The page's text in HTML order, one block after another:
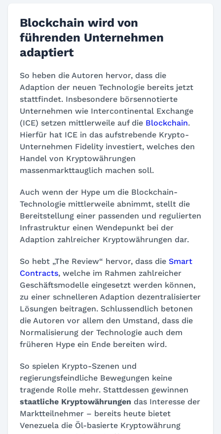
Blockchain wird von
führenden Unternehmen
adaptiert
So heben die Autoren hervor, dass die
Adaption der neuen Technologie bereits jetzt
stattfindet. Insbesondere börsennotierte
Unternehmen wie Intercontinental Exchange
(ICE) setzen mittlerweile auf die Blockchain.
Hierfür hat ICE in das aufstrebende Krypto-
Unternehmen Fidelity investiert, welches den
Handel von Kryptowährungen
massenmarkttauglich machen soll.
Auch wenn der Hype um die Blockchain-
Technologie mittlerweile abnimmt, stellt die
Bereitstellung einer passenden und regulierten
Infrastruktur einen Wendepunkt bei der
Adaption zahlreicher Kryptowährungen dar.
So hebt „The Review“ hervor, dass die Smart
Contracts, welche im Rahmen zahlreicher
Geschäftsmodelle eingesetzt werden können,
zu einer schnelleren Adaption dezentralisierter
Lösungen beitragen. Schlussendlich betonen
die Autoren vor allem den Umstand, dass die
Normalisierung der Technologie auch dem
früheren Hype ein Ende bereiten wird.
So spielen Krypto-Szenen und
regierungsfeindliche Bewegungen keine
tragende Rolle mehr. Stattdessen gewinnen
staatliche Kryptowährungen das Interesse der
Marktteilnehmer – bereits heute bietet
Venezuela die Öl-basierte Kryptowährung